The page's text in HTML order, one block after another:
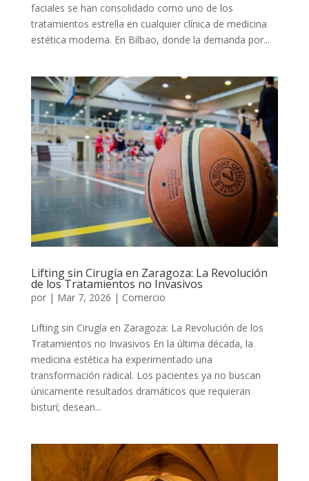
faciales se han consolidado como uno de los
tratamientos estrella en cualquier clínica de medicina
estética moderna. En Bilbao, donde la demanda por...
Lifting sin Cirugía en Zaragoza: La Revolución
de los Tratamientos no Invasivos
por | Mar 7, 2026 | Comercio
Lifting sin Cirugía en Zaragoza: La Revolución de los
Tratamientos no Invasivos En la última década, la
medicina estética ha experimentado una
transformación radical. Los pacientes ya no buscan
únicamente resultados dramáticos que requieran
bisturí; desean...